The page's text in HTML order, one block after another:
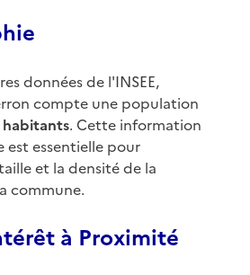
données de l'INSEE,
compte une population
habitants. Cette information
essentielle pour
et la densité de la
commune.
à Proximité